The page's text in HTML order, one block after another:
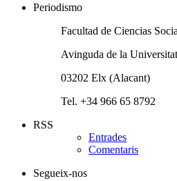
Periodismo
Facultad de Ciencias
Avinguda de la
03202 Elx (Alacant)
Tel. +34 966 65 8792
RSS
Entrades
Comentaris
Segueix-nos